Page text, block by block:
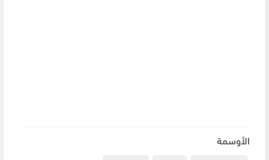
الأوسمة